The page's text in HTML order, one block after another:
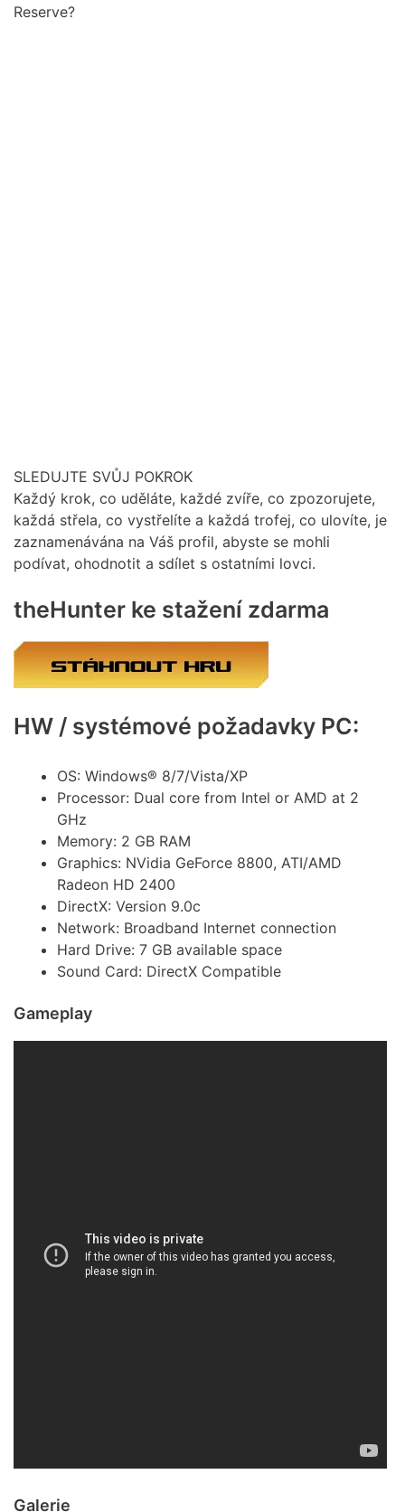
Reserve?
SLEDUJTE SVŮJ POKROK
Každý krok, co uděláte, každé zvíře, co zpozorujete,
každá střela, co vystřelíte a každá trofej, co ulovíte, je
zaznamenávána na Váš profil, abyste se mohli
podívat, ohodnotit a sdílet s ostatními lovci.
theHunter ke stažení zdarma
HW / systémové požadavky PC:
OS: Windows® 8/7/Vista/XP
Processor: Dual core from Intel or AMD at 2
GHz
Memory: 2 GB RAM
Graphics: NVidia GeForce 8800, ATI/AMD
Radeon HD 2400
DirectX: Version 9.0c
Network: Broadband Internet connection
Hard Drive: 7 GB available space
Sound Card: DirectX Compatible
Gameplay
Galerie